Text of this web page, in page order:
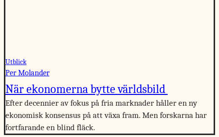
Utblick
Per Molander
När ekonomerna bytte världsbild
Efter decennier av fokus på fria marknader håller en ny
ekonomisk konsensus på att växa fram. Men forskarna har
fortfarande en blind fläck.